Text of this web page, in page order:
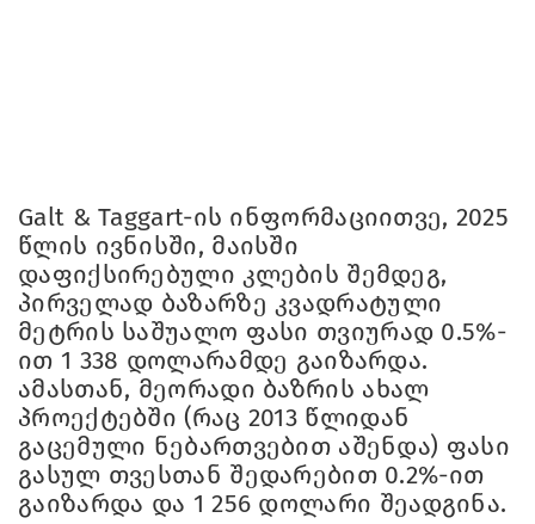
Galt & Taggart-ის ინფორმაციითვე, 2025
წლის ივნისში, მაისში
დაფიქსირებული კლების შემდეგ,
პირველად ბაზარზე კვადრატული
მეტრის საშუალო ფასი თვიურად 0.5%-
ით 1 338 დოლარამდე გაიზარდა.
ამასთან, მეორადი ბაზრის ახალ
პროექტებში (რაც 2013 წლიდან
გაცემული ნებართვებით აშენდა) ფასი
გასულ თვესთან შედარებით 0.2%-ით
გაიზარდა და 1 256 დოლარი შეადგინა.